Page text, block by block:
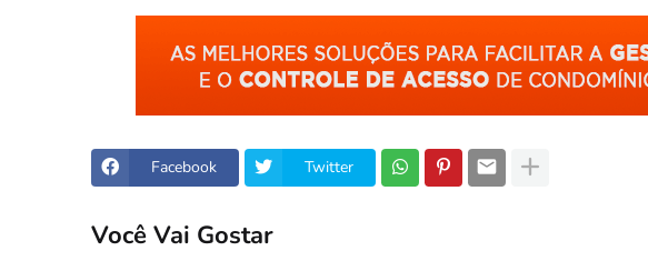
Facebook Twitter
Você Vai Gostar